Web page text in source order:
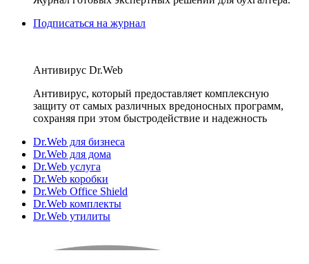
Подписаться на журнал
Антивирус Dr.Web
Антивирус, который предоставляет комплексную
защиту от самых различных вредоносных программ,
сохраняя при этом быстродействие и надежность
Dr.Web для бизнеса
Dr.Web для дома
Dr.Web услуга
Dr.Web коробки
Dr.Web Office Shield
Dr.Web комплекты
Dr.Web утилиты